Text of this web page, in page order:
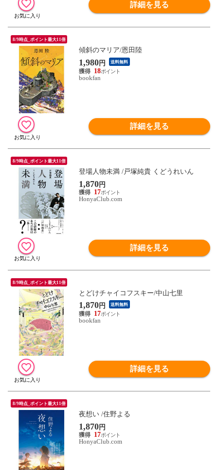
詳細を見る
8/9時点_ポイント最大11倍
傾斜のマリア/恩田陸
1,980円 送料無料
18
bookfan
詳細を見る
8/9時点_ポイント最大11倍
登場人物未満 /戸塚純貴 くどうれいん
1,870円
17
HonyaClub.com
詳細を見る
8/9時点_ポイント最大11倍
とどけチャイコフスキー/中山七里
1,870円 送料無料
17
bookfan
詳細を見る
8/9時点_ポイント最大11倍
夜想い /住野よる
1,870円
17
HonyaClub.com